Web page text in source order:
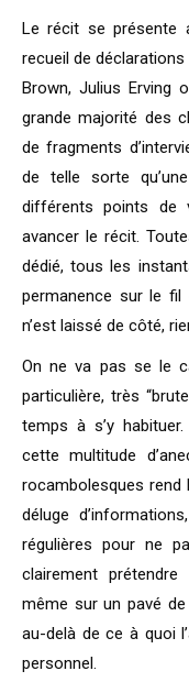
Le récit se présente
recueil de
Brown, Julius Erving
grande majorité des
de fragments
de telle sorte
différents points de
avancer le récit.
dédié, tous les
permanence sur le fil
n’est laissé de côté,
On ne va pas se le
particulière, très
temps à s’y
cette multitude
rocambolesques rend
déluge
régulières pour ne
clairement
même sur un pavé de
au-delà de ce à quoi
personnel.